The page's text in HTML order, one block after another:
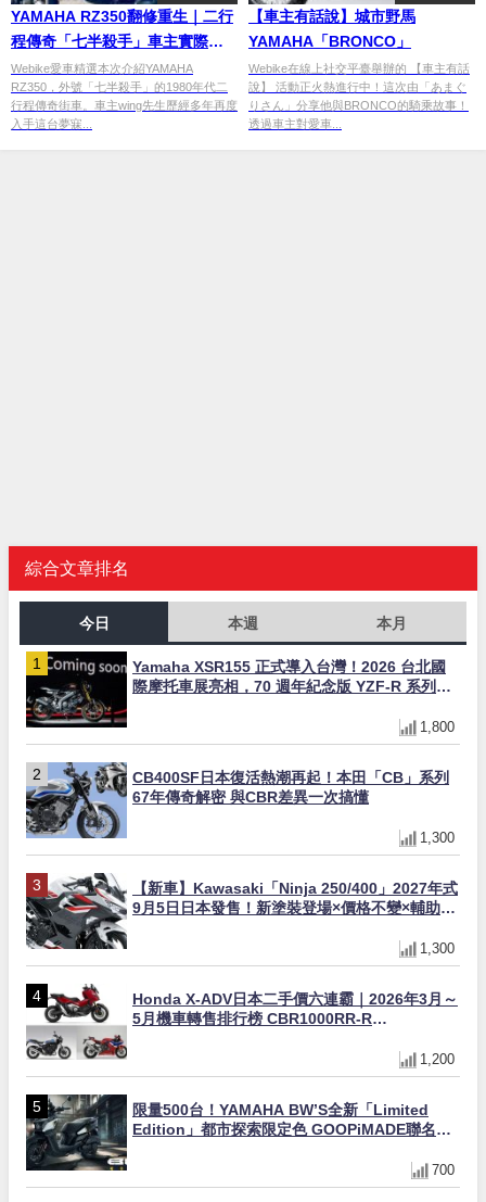
YAMAHA RZ350翻修重生｜二行
程傳奇「七半殺手」車主實際評
價【Webike愛車精選】
Webike愛車精選本次介紹YAMAHA
RZ350，外號「七半殺手」的1980年代二
行程傳奇街車。車主wing先生歷經多年再度
入手這台夢寐...
【車主有話說】城市野馬
YAMAHA「BRONCO」
Webike在線上社交平臺舉辦的 【車主有話
說】 活動正火熱進行中！這次由「あまぐ
りさん」分享他與BRONCO的騎乘故事！
透過車主對愛車...
綜合文章排名
今日 本週 本月
Yamaha XSR155 正式導入台灣！2026 台北國
際摩托車展亮相，70 週年紀念版 YZF-R 系列限
1,800
CB400SF日本復活熱潮再起！本田「CB」系列
67年傳奇解密 與CBR差異一次搞懂
1,300
【新車】Kawasaki「Ninja 250/400」2027年式
9月5日日本發售！新塗裝登場×價格不變×輔助滑
1,300
Honda X-ADV日本二手價六連霸｜2026年3月～
5月機車轉售排行榜 CBR1000RR-R
1,200
限量500台！YAMAHA BW’S全新「Limited
Edition」都市探索限定色 GOOPiMADE聯名包
700